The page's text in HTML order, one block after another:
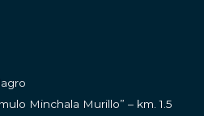
Minchala Murillo” – km. 1.5